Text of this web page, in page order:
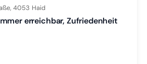
4053 Haid
erreichbar, Zufriedenheit